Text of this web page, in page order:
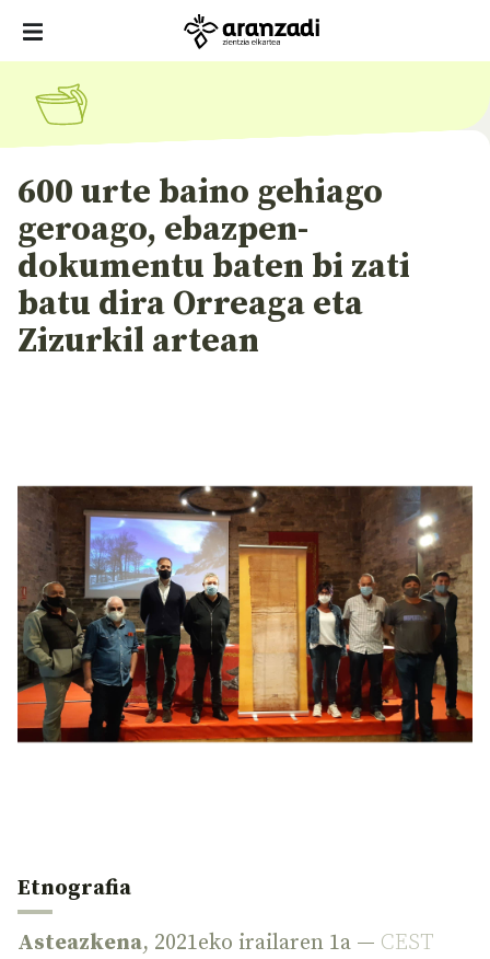
600 urte baino gehiago
geroago, ebazpen-
dokumentu baten bi zati
batu dira Orreaga eta
Zizurkil artean
Etnografia
Asteazkena, 2021eko irailaren 1a — CEST